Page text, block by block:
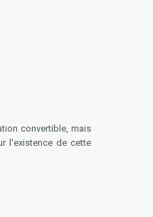
convertible, mais
l'existence de cette